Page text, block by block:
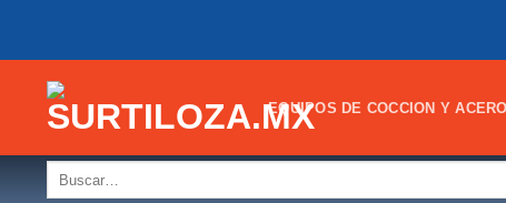
EQUIPOS DE COCCION Y